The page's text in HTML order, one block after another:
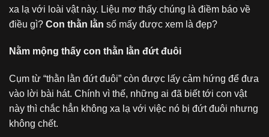
xa lạ với loài vật này. Liệu mơ thấy chúng là điềm báo về
điều gì? Con thằn lằn số mấy được xem là đẹp?
Nằm mộng thấy con thằn lằn đứt đuôi
Cụm từ “thằn lằn đứt đuôi” còn được lấy cảm hứng để đưa
vào lời bài hát. Chính vì thế, những ai đã biết tới con vật
này thì chắc hẳn không xa lạ với việc nó bị đứt đuôi nhưng
không chết.